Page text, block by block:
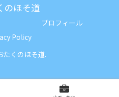
のほそ道
プロフィール
Policy
くのほそ道.